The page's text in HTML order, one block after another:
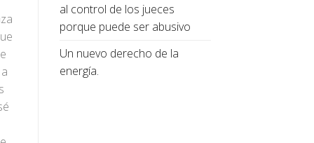
al control de los jueces
porque puede ser abusivo
Un nuevo derecho de la
energía.